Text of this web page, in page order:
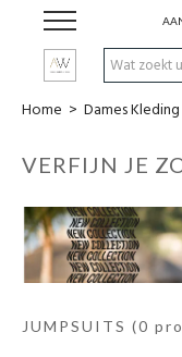
Dames Kleding
Heren kleding
Juwelen
Home > Dames Kleding
VERFIJN JE
JUMPSUITS (0